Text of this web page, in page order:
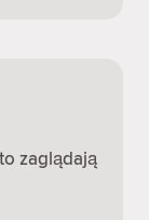
zaglądają